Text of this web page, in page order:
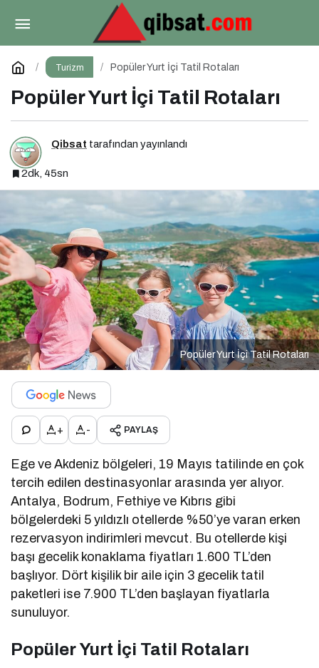
Turizm Popüler Yurt İçi Tatil Rotaları
Popüler Yurt İçi Tatil Rotaları
Qibsat tarafından yayınlandı
2dk, 45sn
Popüler Yurt İçi Tatil Rotaları
+ - PAYLAŞ
Ege ve Akdeniz bölgeleri, 19 Mayıs tatilinde en çok
tercih edilen destinasyonlar arasında yer alıyor.
Antalya, Bodrum, Fethiye ve Kıbrıs gibi
bölgelerdeki 5 yıldızlı otellerde %50’ye varan erken
rezervasyon indirimleri mevcut. Bu otellerde kişi
başı gecelik konaklama fiyatları 1.600 TL’den
başlıyor. Dört kişilik bir aile için 3 gecelik tatil
paketleri ise 7.900 TL’den başlayan fiyatlarla
sunuluyor.
Popüler Yurt İçi Tatil Rotaları
Akdeniz’in Saklı Hazineleri: Adrasan ve Çevresi
Yorum Yap